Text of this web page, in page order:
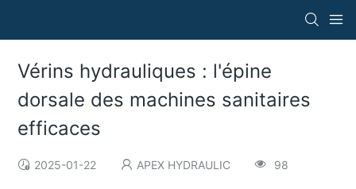
Vérins hydrauliques : l'épine
dorsale des machines sanitaires
efficaces
2025-01-22 APEX HYDRAULIC 98